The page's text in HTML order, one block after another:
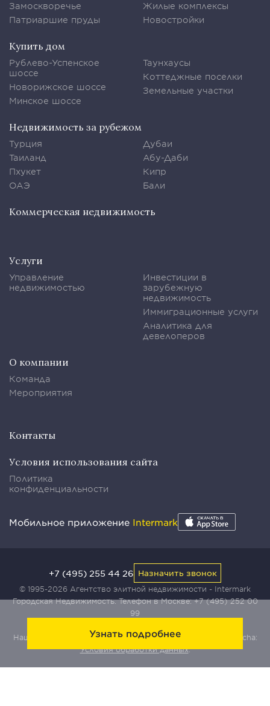
Узнать подробнее
Замоскворечье
Патриаршие пруды
Жилые комплексы
Новостройки
Купить дом
Рублево-Успенское
шоссе
Новорижское шоссе
Минское шоссе
Таунхаусы
Коттеджные поселки
Земельные участки
Недвижимость за рубежом
Турция
Таиланд
Пхукет
ОАЭ
Дубаи
Абу-Даби
Кипр
Бали
Коммерческая недвижимость
Услуги
Управление
недвижимостью
Инвестиции в
зарубежную
недвижимость
Иммиграционные услуги
Аналитика для
девелоперов
О компании
Команда
Мероприятия
Контакты
Условия использования сайта
Политика
конфиденциальности
Мобильное приложение Intermark
© 1995-2026 Агентство элитной недвижимости - Intermark
Городская Недвижимость. Телефон в Москве:+7 (495) 252 00
99
Наш сайт защищен с помощью сервиса Yandex SmartCaptcha:
Условия обработки данных.
+7 (495) 255 44 26 Назначить звонок